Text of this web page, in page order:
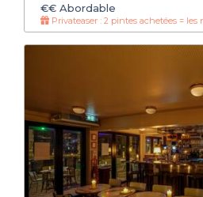
€€ Abordable
Privateaser : 2 pintes achetées =